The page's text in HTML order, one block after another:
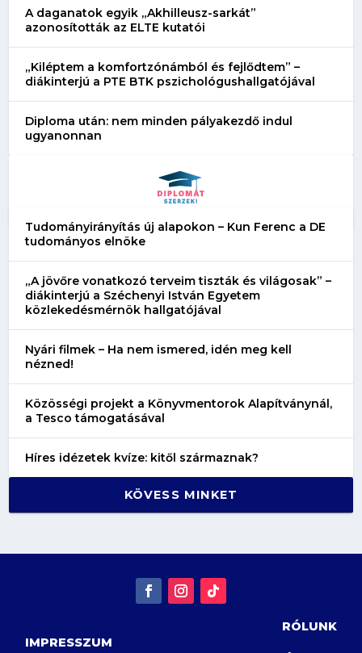
A daganatok egyik „Akhilleusz-sarkát”
azonosították az ELTE kutatói
„Kiléptem a komfortzónámból és fejlődtem” –
diákinterjú a PTE BTK pszichológushallgatójával
Diploma után: nem minden pályakezdő indul
ugyanonnan
Tudományirányítás új alapokon – Kun Ferenc a DE
tudományos elnöke
„A jövőre vonatkozó terveim tiszták és világosak” –
diákinterjú a Széchenyi István Egyetem
közlekedésmérnök hallgatójával
Nyári filmek – Ha nem ismered, idén meg kell
nézned!
Közösségi projekt a Könyvmentorok Alapítványnál,
a Tesco támogatásával
Híres idézetek kvíze: kitől származnak?
KÖVESS MINKET
RÓLUNK
IMPRESSZUM